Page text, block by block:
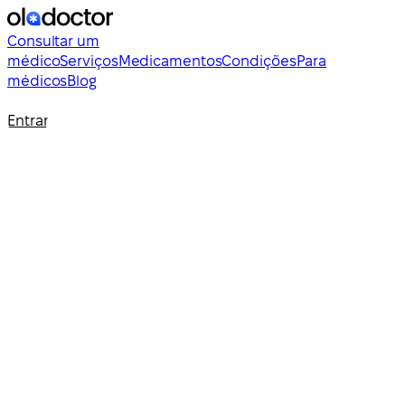
Consultar um
médicoServiçosMedicamentosCondiçõesPara
médicosBlog
Entrar